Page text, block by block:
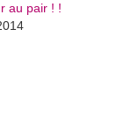
au pair ! !